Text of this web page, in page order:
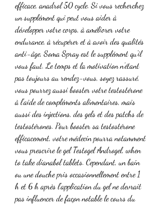
efficace, anadrol 50 cycle. Si vous recherchez
un supplément qui peut vous aider à
développer votre corps, à améliorer votre
endurance, à récupérer et à avoir des qualités
anti-âge, Soma Spray est le supplément qu'il
vous faut. Le temps et la motivation n’étant
pas toujours au rendez-vous, soyez rassuré,
vous pourrez aussi booster votre testostérone
à l’aide de compléments alimentaires, mais
aussi des injections, des gels et des patchs de
testostérones. Pour booster sa testostérone
efficacement, votre médecin pourra notamment
vous prescrire le gel Testogel Androgel, when
to take dianabol tablets. Cependant, un bain
ou une douche pris occasionnellement entre 1
h et 6 h après l'application du gel ne devrait
pas influencer de façon notable le cours du